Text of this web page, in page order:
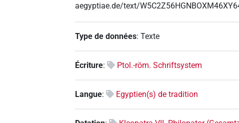
aegyptiae.de/text/
Type de données:Texte
Écriture: Ptol.-röm. Schriftsystem
Langue: Egyptien(s) de tradition